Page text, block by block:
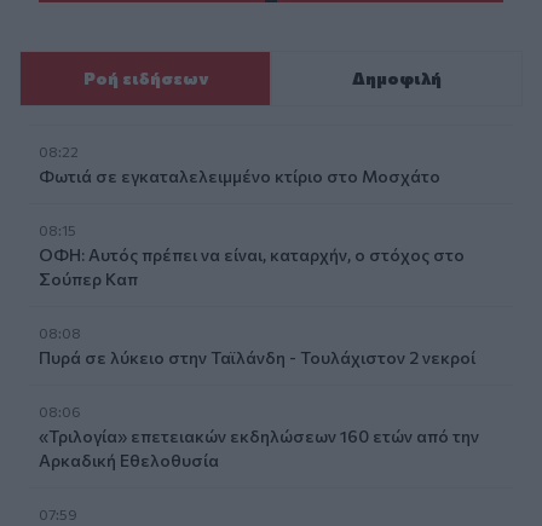
Ροή ειδήσεων Δημοφιλή
08:22
Φωτιά σε εγκαταλελειμμένο κτίριο στο Μοσχάτο
08:15
ΟΦΗ: Αυτός πρέπει να είναι, καταρχήν, ο στόχος στο
Σούπερ Καπ
08:08
Πυρά σε λύκειο στην Ταϊλάνδη - Τουλάχιστον 2 νεκροί
08:06
«Τριλογία» επετειακών εκδηλώσεων 160 ετών από την
Αρκαδική Εθελοθυσία
07:59